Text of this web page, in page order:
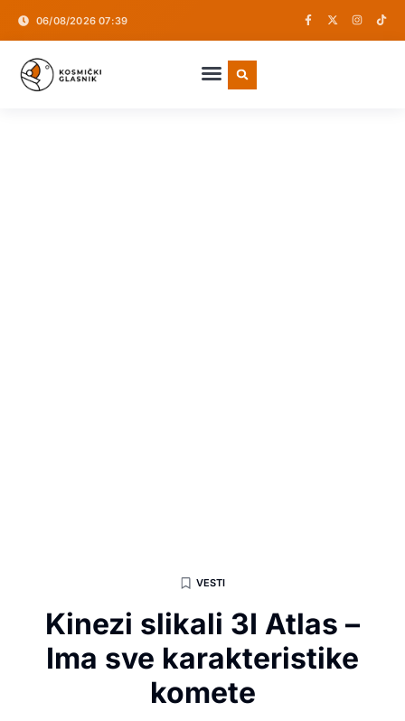
06/08/2026 07:39
VESTI
Kinezi slikali 3I Atlas –
Ima sve karakteristike
komete